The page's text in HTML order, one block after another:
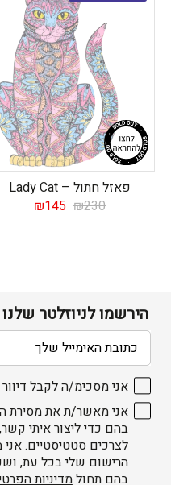
פאזל חתול – Lady Cat
₪230 המחיר₪145
הירשמו לניוזלטר
דוא׳׳ל
אני מסכימ/ה לקבל דיוור
אני מאשר/ת את מסירת
בהם כדי ליצור איתי
לצרכים סטטיסטיים.
הרישום שלי בכל עת,
בהם תחולמדיניות